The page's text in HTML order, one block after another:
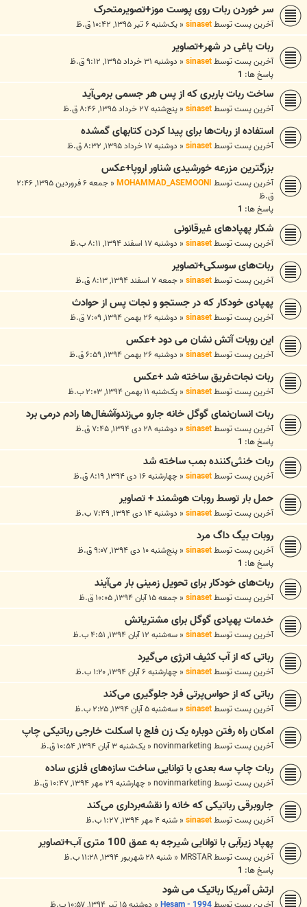
سر خوردن ربات روی پوست موز+تصویرمتحرک
آخرین پست توسطsinaset
« یک‌شنبه ۶ تیر ۱۳۹۵, ۱۰:۴۲ ق.ظ
ربات یاغی در شهر+تصاویر
آخرین پست توسطsinaset
« دوشنبه ۳۱ خرداد ۱۳۹۵, ۹:۱۲ ق.ظ
پاسخ ها: 1
ساخت ربات باربری که از پس هر جسمی برمی‌آید
آخرین پست توسطsinaset
« پنج‌شنبه ۲۷ خرداد ۱۳۹۵, ۸:۴۶ ق.ظ
استفاده از ربات‌ها برای پیدا کردن کتابهای گمشده
آخرین پست توسطsinaset
« دوشنبه ۱۷ خرداد ۱۳۹۵, ۸:۳۲ ق.ظ
بزرگترین مزرعه خورشیدی شناور اروپا+عکس
آخرین پست توسطMOHAMMAD_ASEMOONI
«
جمعه ۶ فروردین ۱۳۹۵, ۲:۴۶
ق.ظ
پاسخ ها: 1
شکار پهپادهای غیرقانونی
آخرین پست توسطsinaset
« دوشنبه ۱۷ اسفند ۱۳۹۴, ۸:۱۱ ب.ظ
ربات‌‌‌های سوسکی+تصاویر
آخرین پست توسطsinaset
« جمعه ۷ اسفند ۱۳۹۴, ۸:۱۳ ق.ظ
پهپادی خودکار که در جستجو و نجات پس از حوادث
آخرین پست توسطsinaset
« دوشنبه ۲۶ بهمن ۱۳۹۴, ۷:۰۹ ق.ظ
این روبات آتش نشان می دود +عکس
آخرین پست توسطsinaset
« دوشنبه ۲۶ بهمن ۱۳۹۴, ۶:۵۹ ق.ظ
ربات نجات‌غریق ساخته شد +عکس
آخرین پست توسطsinaset
« یک‌شنبه ۱۱ بهمن ۱۳۹۴, ۲:۰۳ ب.ظ
ربات انسان‌نمای گوگل خانه جارو می‌زندوآشغال‌ها رادم درمی برد
آخرین پست توسطsinaset
« دوشنبه ۲۸ دی ۱۳۹۴, ۷:۴۵ ق.ظ
پاسخ ها: 1
ربات خنثی‌کننده بمب ساخته شد
آخرین پست توسطsinaset
« چهارشنبه ۱۶ دی ۱۳۹۴, ۸:۱۹ ق.ظ
حمل بار توسط روبات‌ هوشمند + تصاویر
آخرین پست توسطsinaset
« دوشنبه ۱۴ دی ۱۳۹۴, ۷:۴۹ ب.ظ
روبات بیگ داگ مرد
آخرین پست توسطsinaset
« پنج‌شنبه ۱۰ دی ۱۳۹۴, ۹:۰۷ ق.ظ
پاسخ ها: 1
ربات‌های خودکار برای تحویل زمینی بار می‌آیند
آخرین پست توسطsinaset
« جمعه ۱۵ آبان ۱۳۹۴, ۱۰:۰۵ ق.ظ
خدمات پهپادی گوگل برای مشتریانش
آخرین پست توسطsinaset
« سه‌شنبه ۱۲ آبان ۱۳۹۴, ۴:۵۱ ب.ظ
‌رباتی که از آب کثیف انرژی می‌گیرد
آخرین پست توسطsinaset
« چهارشنبه ۶ آبان ۱۳۹۴, ۱:۲۰ ب.ظ
رباتی که از حواس‌پرتی فرد جلوگیری می‌کند
آخرین پست توسطsinaset
« سه‌شنبه ۵ آبان ۱۳۹۴, ۲:۲۵ ب.ظ
امکان راه رفتن دوباره‌ یک زن فلج با اسکلت خارجی رباتیکی چاپ
آخرین پست توسطnovinmarketing
« یک‌شنبه ۳ آبان ۱۳۹۴, ۱۰:۵۴ ق.ظ
ربات چاپ سه بعدی با توانایی ساخت سازه‌های فلزی ساده
آخرین پست توسطnovinmarketing
« چهارشنبه ۲۹ مهر ۱۳۹۴, ۱۰:۴۷ ق.ظ
جاروبرقی رباتیکی که خانه را نقشه‌برداری می‌کند
آخرین پست توسطsinaset
« شنبه ۴ مهر ۱۳۹۴, ۱:۲۷ ب.ظ
پهپاد زیرآبی با توانایی شیرجه به عمق 100 متری آب+تصاویر
آخرین پست توسطMRSTAR
« شنبه ۲۸ شهریور ۱۳۹۴, ۱۱:۲۸ ب.ظ
پاسخ ها: 1
ارتش آمریکا رباتیک می شود